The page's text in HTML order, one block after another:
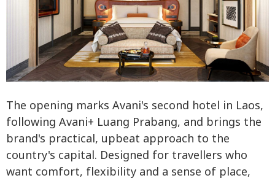
The opening marks Avani's second hotel in Laos,
following Avani+ Luang Prabang, and brings the
brand's practical, upbeat approach to the
country's capital. Designed for travellers who
want comfort, flexibility and a sense of place,